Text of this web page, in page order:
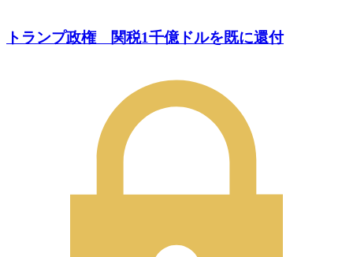
トランプ政権 関税1千億ドルを既に還付